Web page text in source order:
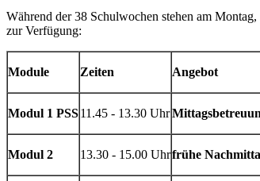
Während der 38 Schulwochen stehen am
zur Verfügung:
Module Zeiten Angebot
Modul 1 PSS11.45 - 13.30 Uhr
Modul 2 13.30 - 15.00 Uhrfrühe